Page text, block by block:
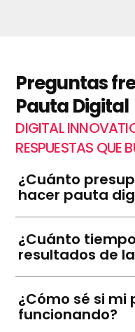
Preguntas
Pauta Digital
DIGITAL
RESPUESTAS QUE
¿Cuánto
hacer pauta
¿Cuánto
resultados de
¿Cómo sé si
funcionando?